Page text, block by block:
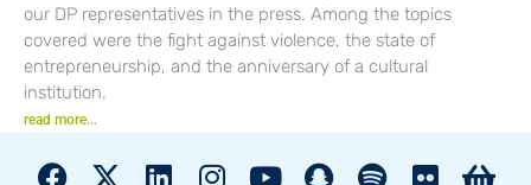
our DP representatives in the press. Among the topics
covered were the fight against violence, the state of
entrepreneurship, and the anniversary of a cultural
institution.
read more...